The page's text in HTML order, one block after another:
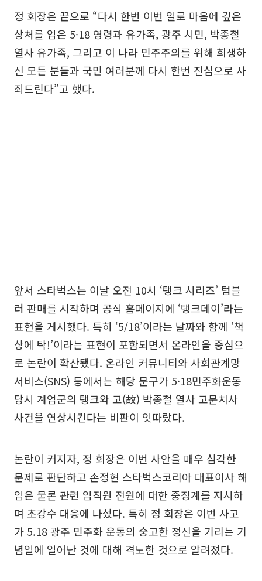
정 회장은 끝으로 “다시 한번 이번 일로 마음에 깊은
상처를 입은 5·18 영령과 유가족, 광주 시민, 박종철
열사 유가족, 그리고 이 나라 민주주의를 위해 희생하
신 모든 분들과 국민 여러분께 다시 한번 진심으로 사
죄드린다”고 했다.
앞서 스타벅스는 이날 오전 10시 ‘탱크 시리즈’ 텀블
러 판매를 시작하며 공식 홈페이지에 ‘탱크데이’라는
표현을 게시했다. 특히 ‘5/18’이라는 날짜와 함께 ‘책
상에 탁!’이라는 표현이 포함되면서 온라인을 중심으
로 논란이 확산됐다. 온라인 커뮤니티와 사회관계망
서비스(SNS) 등에서는 해당 문구가 5·18민주화운동
당시 계엄군의 탱크와 고(故) 박종철 열사 고문치사
사건을 연상시킨다는 비판이 잇따랐다.
논란이 커지자, 정 회장은 이번 사안을 매우 심각한
문제로 판단하고 손정현 스타벅스코리아 대표이사 해
임은 물론 관련 임직원 전원에 대한 중징계를 지시하
며 초강수 대응에 나섰다. 특히 정 회장은 이번 사고
가 5.18 광주 민주화 운동의 숭고한 정신을 기리는 기
념일에 일어난 것에 대해 격노한 것으로 알려졌다.